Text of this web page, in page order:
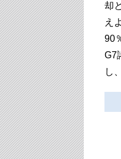
却
え
90
G7
し